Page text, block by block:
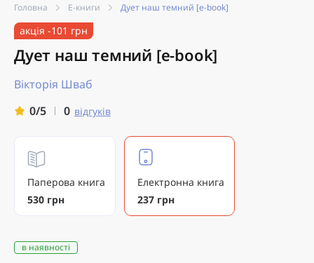
Головна Е-книги Дует наш темний [e-book]
акція -101 грн
Дует наш темний [e-book]
Вікторія Шваб
0/5
0 відгуків
Паперова книга
530 грн
Електронна книга
237 грн
в наявності